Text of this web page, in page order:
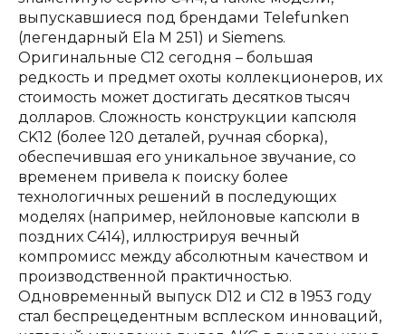
выпускавшиеся под брендами Telefunken
(легендарный Ela M 251) и Siemens.
Оригинальные C12 сегодня – большая
редкость и предмет охоты коллекционеров, их
стоимость может достигать десятков тысяч
долларов. Сложность конструкции капсюля
CK12 (более 120 деталей, ручная сборка),
обеспечившая его уникальное звучание, со
временем привела к поиску более
технологичных решений в последующих
моделях (например, нейлоновые капсюли в
поздних C414), иллюстрируя вечный
компромисс между абсолютным качеством и
производственной практичностью.
Одновременный выпуск D12 и C12 в 1953 году
стал беспрецедентным всплеском инноваций,